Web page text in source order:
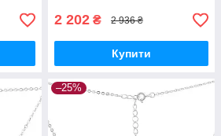
2 202 ₴ 2 936 ₴
Купити
–25%